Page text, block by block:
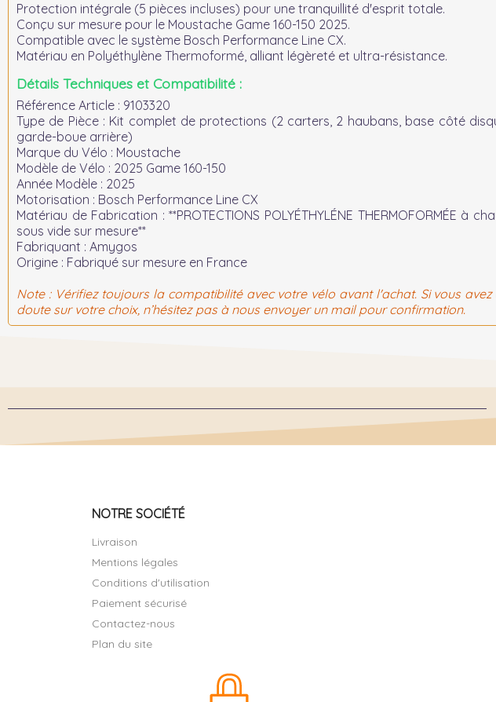
Protection intégrale (5 pièces incluses) pour une tranquillité d'esprit totale.
Conçu sur mesure pour le Moustache Game 160-150 2025.
Compatible avec le système Bosch Performance Line CX.
Matériau en Polyéthylène Thermoformé, alliant légèreté et ultra-résistance.
Détails Techniques et Compatibilité :
Référence Article : 9103320
Type de Pièce : Kit complet de protections (2 carters, 2 haubans, base côté
garde-boue arrière)
Marque du Vélo : Moustache
Modèle de Vélo : 2025 Game 160-150
Année Modèle : 2025
Motorisation : Bosch Performance Line CX
Matériau de Fabrication : **PROTECTIONS POLYÉTHYLÉNE THERMOFORMÉE à
sous vide sur mesure**
Fabriquant : Amygos
Origine : Fabriqué sur mesure en France
Note :Vérifiez toujours la compatibilité avec votre vélo avant l'achat. Si vous avez
doute sur votre choix, n’hésitez pas à nous envoyer un mail pour confirmation.
NOTRE SOCIÉTÉ
Livraison
Mentions légales
Conditions d'utilisation
Paiement sécurisé
Contactez-nous
Plan du site